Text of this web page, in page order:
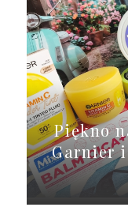
Piękno
Garnier i